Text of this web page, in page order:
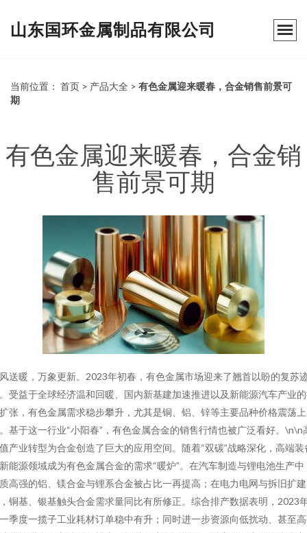
山东国环金属制品有限公司
当前位置： 首页 > 产品大全 > 有色金属迎来暖春，合金销售前景可
期
有色金属迎来暖春，合金销
售前景可期
送暖，万象更新。2023年初春，有色金属市场迎来了翘首以盼的复苏
受益于全球经济温和回暖、国内新基建加速推进以及新能源汽车产业
张，有色金属需求稳步攀升，尤其是铜、铝、锌等主要品种价格震荡上
基于这一行业“小阳春”，有色金属合金的销售行情也被广泛看好。\n\n
产业转型为合金创造了巨大的应用空间。随着“双碳”战略深化，高端装
能源领域成为有色金属合金的需求“暖炉”。在汽车制造与锂电池生产中
高强的铝、镁合金与锂系合金被占比一再提高；在电力电网与拆旧扩建
铜基、银基触头合金需求量同比有所修正。综合排产数据表明，2023
季度一揽子工业耗材订单稳中有升；同时进一步资源向低扰动、甚至